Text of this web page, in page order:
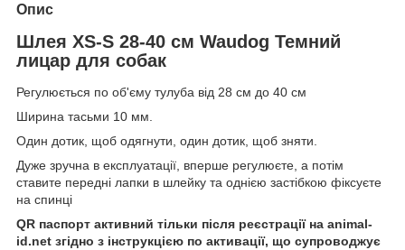
Опис
Шлея XS-S 28-40 см Waudog Темний
лицар для собак
Регулюється по об'єму тулуба від 28 см до 40 см
Ширина тасьми 10 мм.
Один дотик, щоб одягнути, один дотик, щоб зняти.
Дуже зручна в експлуатації, вперше регулюєте, а потім
ставите передні лапки в шлейку та однією застібкою фіксуєте
на спинці
QR паспорт активний тільки після реєстрації на animal-
id.net згідно з інструкцією по активації, що супроводжує